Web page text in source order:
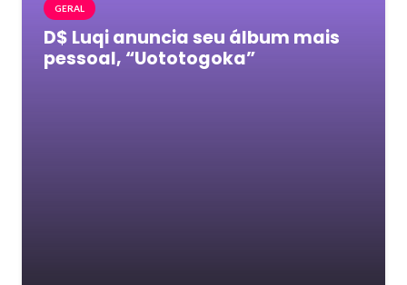
GERAL
D$ Luqi anuncia seu álbum mais
pessoal, “Uototogoka”